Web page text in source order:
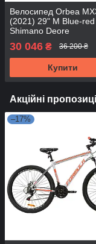
Велосипед Orbea
(2021) 29" M Blue-red
Shimano Deore
30 046 ₴ 36 200 ₴
Купити
Акційні
–17%